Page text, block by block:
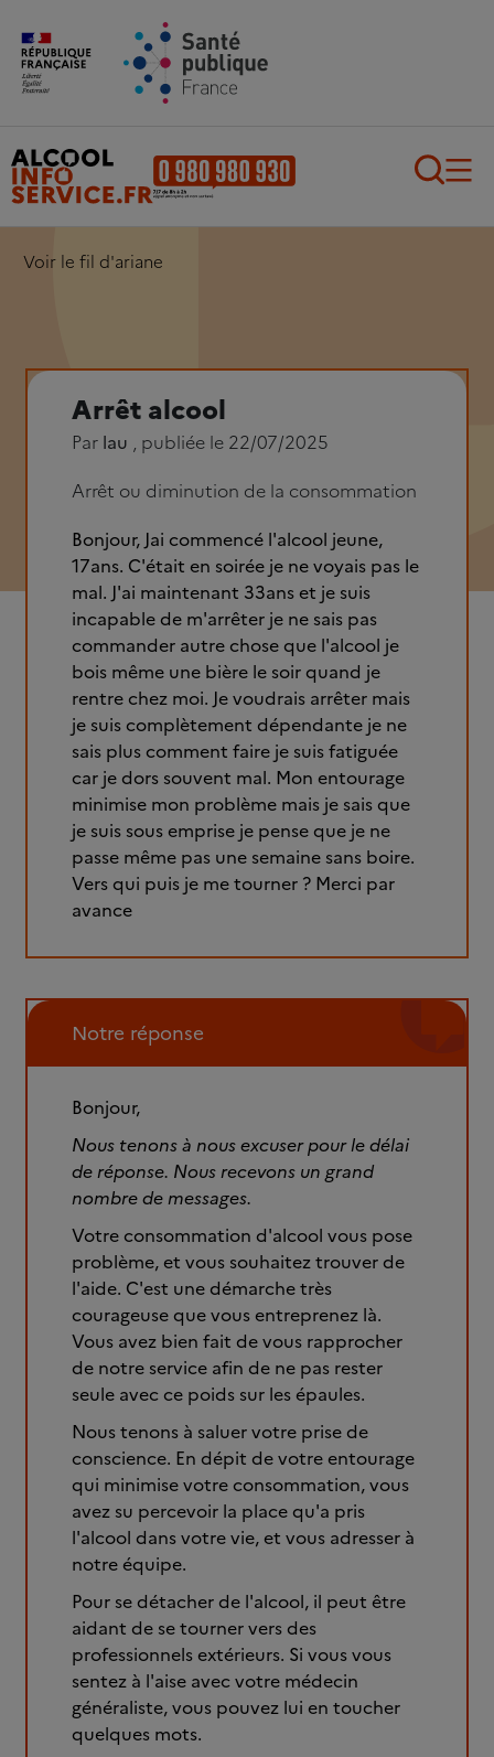
Aller au contenu principal
Voir le fil d'ariane
Arrêt alcool
Par lau , publiée le 22/07/2025
Arrêt ou diminution de la consommation
Bonjour, Jai commencé l'alcool jeune,
17ans. C'était en soirée je ne voyais pas le
mal. J'ai maintenant 33ans et je suis
incapable de m'arrêter je ne sais pas
commander autre chose que l'alcool je
bois même une bière le soir quand je
rentre chez moi. Je voudrais arrêter mais
je suis complètement dépendante je ne
sais plus comment faire je suis fatiguée
car je dors souvent mal. Mon entourage
minimise mon problème mais je sais que
je suis sous emprise je pense que je ne
passe même pas une semaine sans boire.
Vers qui puis je me tourner ? Merci par
avance
Notre réponse
Bonjour,
Nous tenons à nous excuser pour le délai
de réponse. Nous recevons un grand
nombre de messages.
Votre consommation d'alcool vous pose
problème, et vous souhaitez trouver de
l'aide. C'est une démarche très
courageuse que vous entreprenez là.
Vous avez bien fait de vous rapprocher
de notre service afin de ne pas rester
seule avec ce poids sur les épaules.
Nous tenons à saluer votre prise de
conscience. En dépit de votre entourage
qui minimise votre consommation, vous
avez su percevoir la place qu'a pris
l'alcool dans votre vie, et vous adresser à
notre équipe.
Pour se détacher de l'alcool, il peut être
aidant de se tourner vers des
professionnels extérieurs. Si vous vous
sentez à l'aise avec votre médecin
généraliste, vous pouvez lui en toucher
quelques mots.